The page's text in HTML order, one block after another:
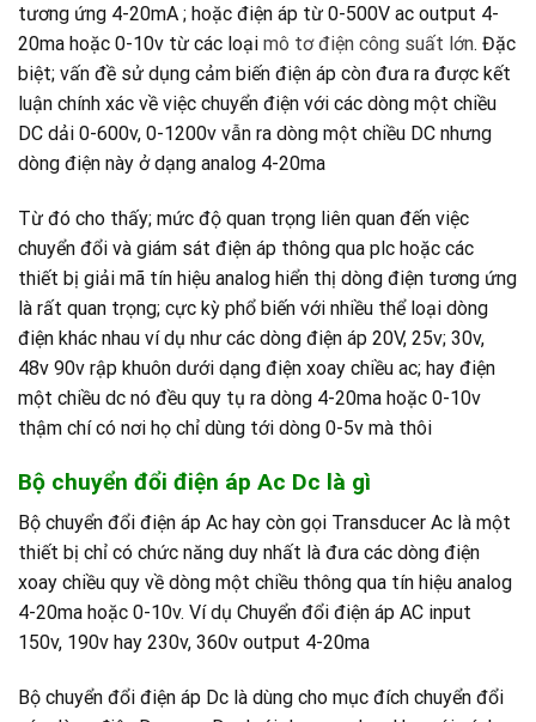
tương ứng 4-20mA ; hoặc điện áp từ 0-500V ac output 4-
20ma hoặc 0-10v từ các loại mô tơ điện công suất lớn. Đặc
biệt; vấn đề sử dụng cảm biến điện áp còn đưa ra được kết
luận chính xác về việc chuyển điện với các dòng một chiều
DC dải 0-600v, 0-1200v vẫn ra dòng một chiều DC nhưng
dòng điện này ở dạng analog 4-20ma
Từ đó cho thấy; mức độ quan trọng liên quan đến việc
chuyển đổi và giám sát điện áp thông qua plc hoặc các
thiết bị giải mã tín hiệu analog hiển thị dòng điện tương ứng
là rất quan trọng; cực kỳ phổ biến với nhiều thể loại dòng
điện khác nhau ví dụ như các dòng điện áp 20V, 25v; 30v,
48v 90v rập khuôn dưới dạng điện xoay chiều ac; hay điện
một chiều dc nó đều quy tụ ra dòng 4-20ma hoặc 0-10v
thậm chí có nơi họ chỉ dùng tới dòng 0-5v mà thôi
Bộ chuyển đổi điện áp Ac Dc là gì
Bộ chuyển đổi điện áp Ac hay còn gọi Transducer Ac là một
thiết bị chỉ có chức năng duy nhất là đưa các dòng điện
xoay chiều quy về dòng một chiều thông qua tín hiệu analog
4-20ma hoặc 0-10v. Ví dụ Chuyển đổi điện áp AC input
150v, 190v hay 230v, 360v output 4-20ma
Bộ chuyển đổi điện áp Dc là dùng cho mục đích chuyển đổi